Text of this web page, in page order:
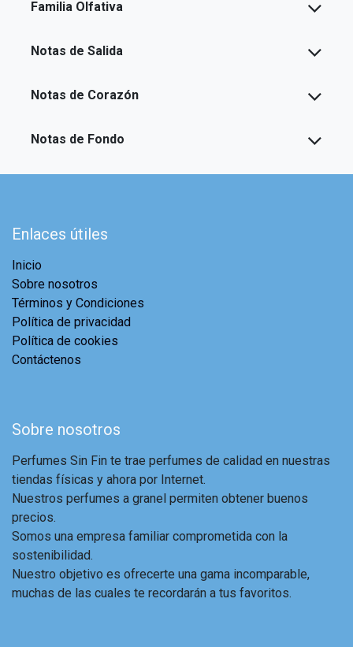
Familia Olfativa
Notas de Salida
Notas de Corazón
Notas de Fondo
Enlaces útiles
Inicio
Sobre nosotros
Términos y Condiciones
Política de privacidad
Política de cookies
Contáctenos
Sobre nosotros
Perfumes Sin Fin te trae perfumes de calidad en nuestras
tiendas físicas y ahora por Internet.
Nuestros perfumes a granel permiten obtener buenos
precios.
Somos una empresa familiar comprometida con la
sostenibilidad.
Nuestro objetivo es ofrecerte una gama incomparable,
muchas de las cuales te recordarán a tus favoritos.